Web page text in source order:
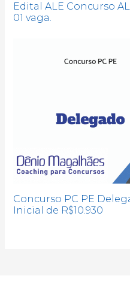
Edital ALE Concurso
01 vaga.
Concurso PC PE
Inicial de R$10.930